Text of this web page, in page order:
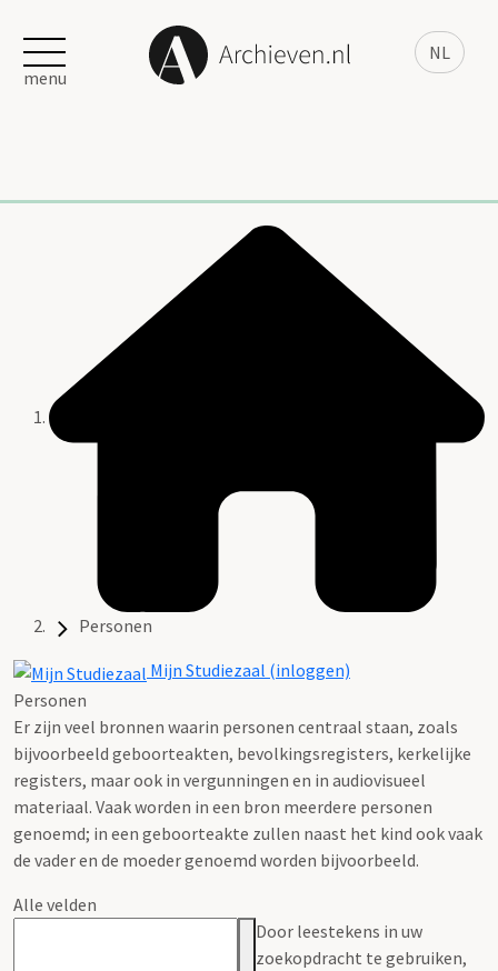
NL
menu
Personen
Mijn Studiezaal (inloggen)
Personen
Er zijn veel bronnen waarin personen centraal staan, zoals
bijvoorbeeld geboorteakten, bevolkingsregisters, kerkelijke
registers, maar ook in vergunningen en in audiovisueel
materiaal. Vaak worden in een bron meerdere personen
genoemd; in een geboorteakte zullen naast het kind ook vaak
de vader en de moeder genoemd worden bijvoorbeeld.
Alle velden
Door leestekens in uw
zoekopdracht te gebruiken,